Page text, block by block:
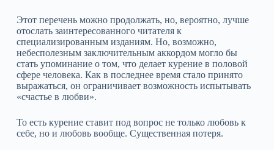
Этот перечень можно продолжать, но, вероятно, лучше
отослать заинтересованного читателя к
специализированным изданиям. Но, возможно,
небесполезным заключительным аккордом могло бы
стать упоминание о том, что делает курение в половой
сфере человека. Как в последнее время стало принято
выражаться, он ограничивает возможность испытывать
«счастье в любви».
То есть курение ставит под вопрос не только любовь к
себе, но и любовь вообще. Существенная потеря.